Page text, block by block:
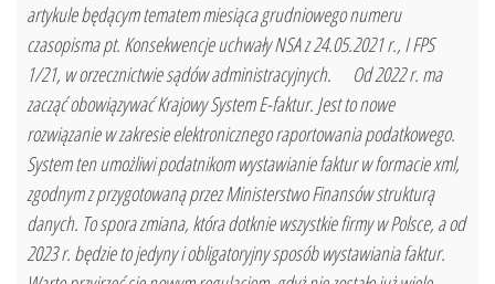
artykule będącym tematem miesiąca grudniowego numeru
czasopisma pt. Konsekwencje uchwały NSA z 24.05.2021 r., I FPS
1/21, w orzecznictwie sądów administracyjnych. Od 2022 r. ma
zacząć obowiązywać Krajowy System E-faktur. Jest to nowe
rozwiązanie w zakresie elektronicznego raportowania podatkowego.
System ten umożliwi podatnikom wystawianie faktur w formacie xml,
zgodnym z przygotowaną przez Ministerstwo Finansów strukturą
danych. To spora zmiana, która dotknie wszystkie firmy w Polsce, a od
2023 r. będzie to jedyny i obligatoryjny sposób wystawiania faktur.